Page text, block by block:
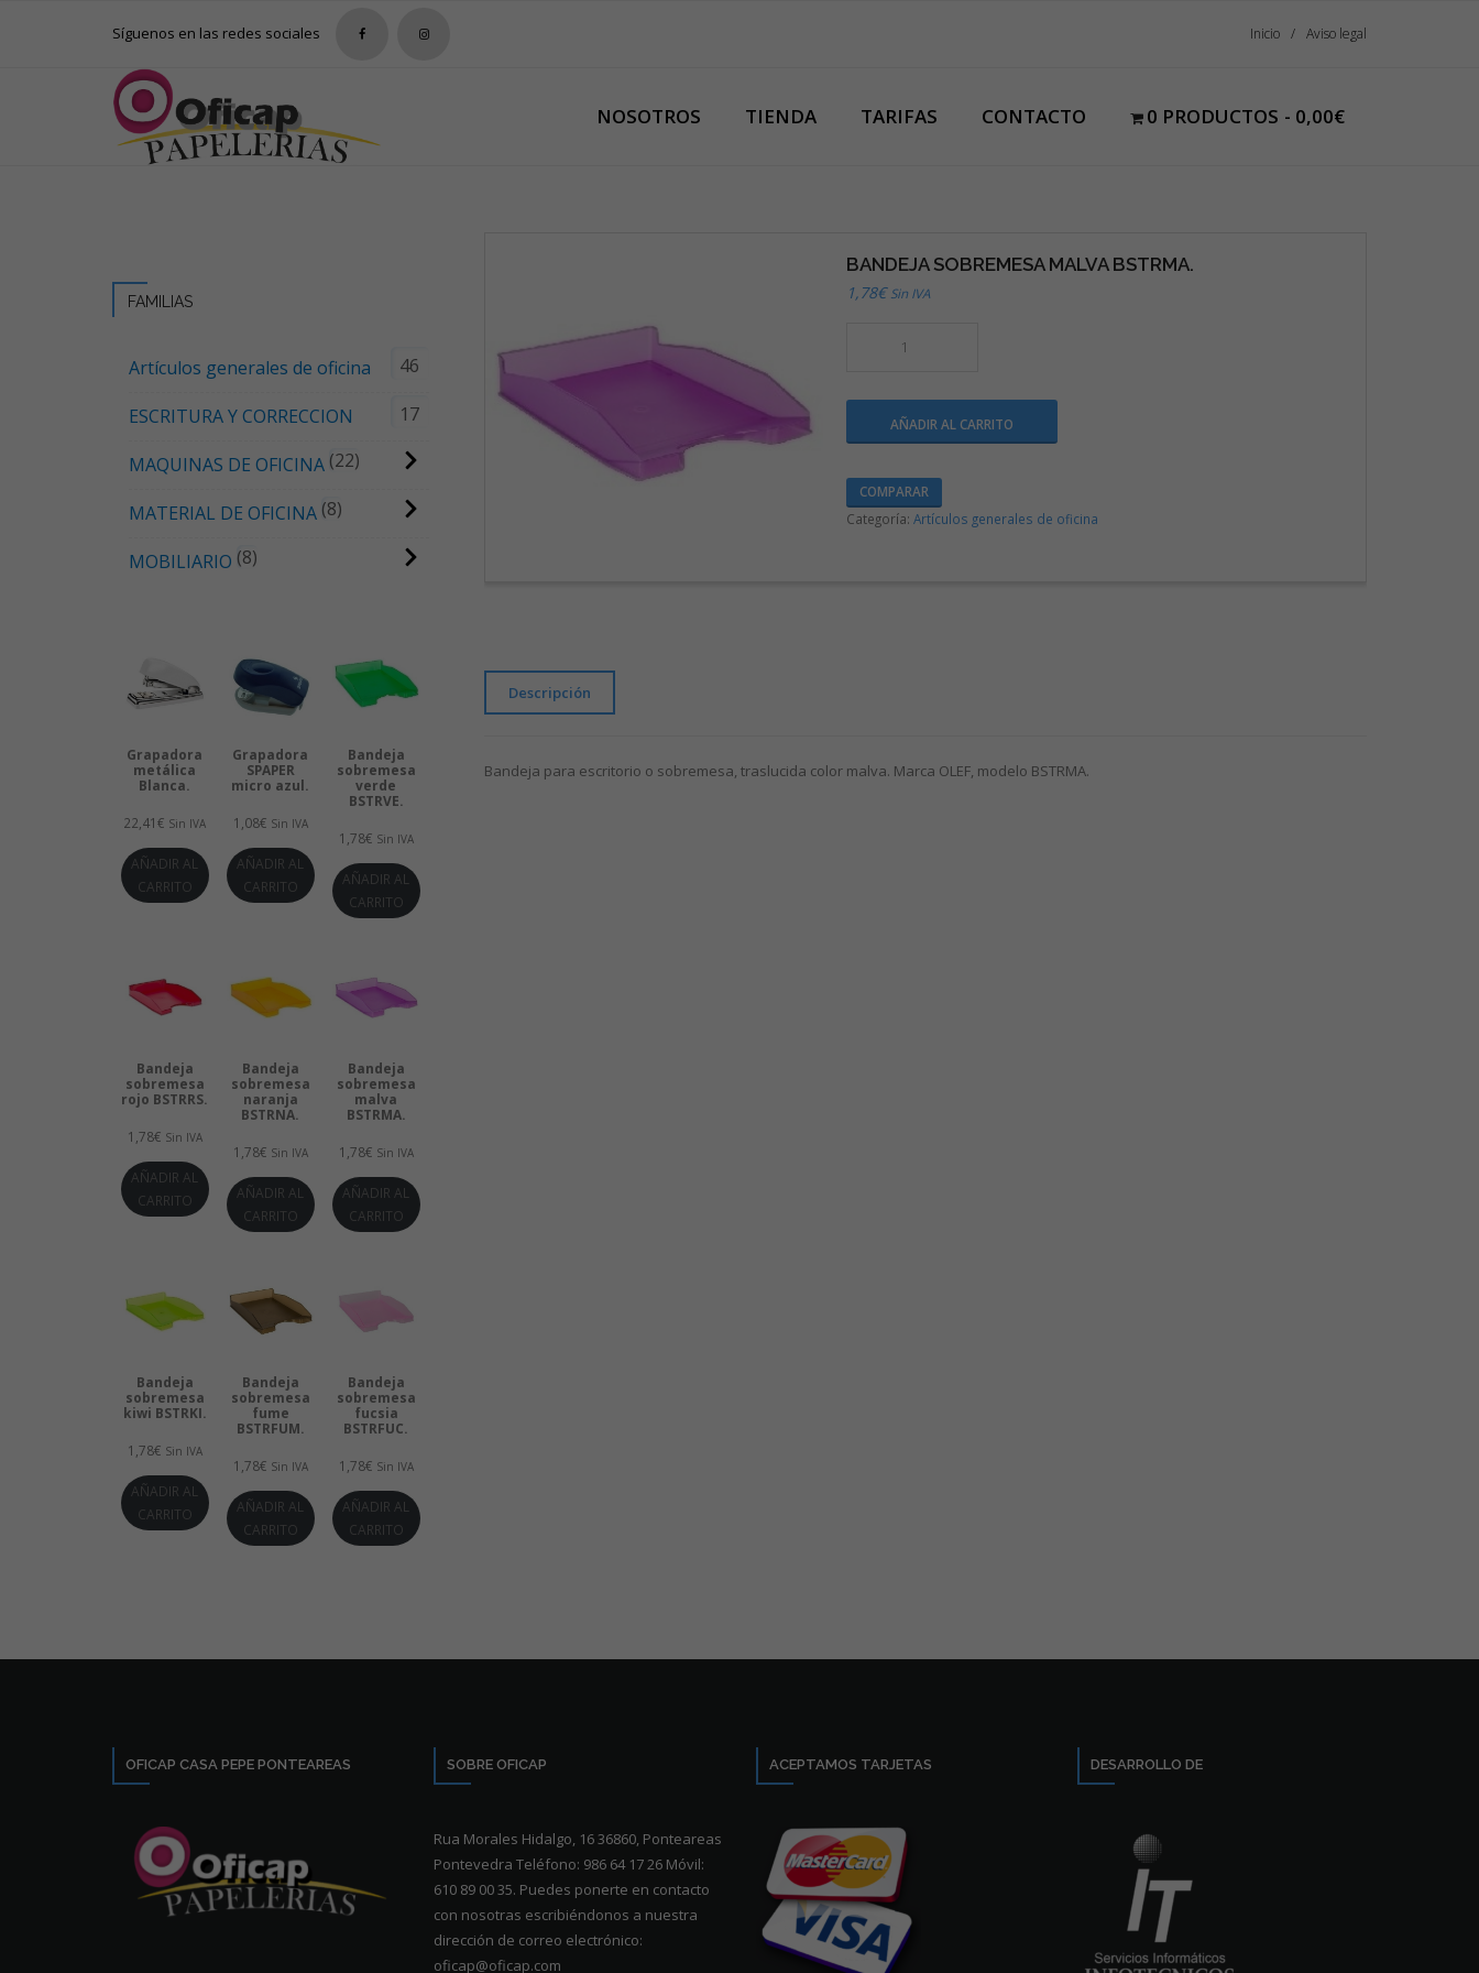
Síguenos en las redes sociales Inicio Aviso legal
NOSOTROS TIENDA TARIFAS CONTACTO 0 PRODUCTOS 0,00€
BANDEJA SOBREMESA MALVA BSTRMA.
1,78€ Sin IVA
AÑADIR AL CARRITO
COMPARAR
Categoría:Artículos generales de oficina
Descripción
Bandeja para escritorio o sobremesa, traslucida color malva. Marca OLEF, modelo BSTRMA.
FAMILIAS
Artículos generales de oficina 46
ESCRITURA Y CORRECCION 17
MAQUINAS DE OFICINA 22
MATERIAL DE OFICINA 8
MOBILIARIO 8
Grapadora
metálica
Blanca.
22,41€ Sin IVA
AÑADIR AL
CARRITO
Grapadora
SPAPER
micro azul.
1,08€ Sin IVA
AÑADIR AL
CARRITO
Bandeja
sobremesa
verde
BSTRVE.
1,78€ Sin IVA
AÑADIR AL
CARRITO
Bandeja
sobremesa
rojo BSTRRS.
1,78€ Sin IVA
AÑADIR AL
CARRITO
Bandeja
sobremesa
naranja
BSTRNA.
1,78€ Sin IVA
AÑADIR AL
CARRITO
Bandeja
sobremesa
malva
BSTRMA.
1,78€ Sin IVA
AÑADIR AL
CARRITO
Bandeja
sobremesa
kiwi BSTRKI.
1,78€ Sin IVA
AÑADIR AL
CARRITO
Bandeja
sobremesa
fume
BSTRFUM.
1,78€ Sin IVA
AÑADIR AL
CARRITO
Bandeja
sobremesa
fucsia
BSTRFUC.
1,78€ Sin IVA
AÑADIR AL
CARRITO
OFICAP CASA PEPE PONTEAREAS SOBRE OFICAP
Rua Morales Hidalgo, 16 36860, Ponteareas
Pontevedra Teléfono: 986 64 17 26 Móvil:
610 89 00 35. Puedes ponerte en contacto
con nosotras escribiéndonos a nuestra
dirección de correo electrónico:
oficap@oficap.com
ACEPTAMOS TARJETAS DESARROLLO DE